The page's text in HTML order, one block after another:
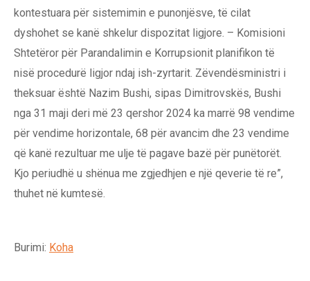
kontestuara për sistemimin e punonjësve, të cilat
dyshohet se kanë shkelur dispozitat ligjore. – Komisioni
Shtetëror për Parandalimin e Korrupsionit planifikon të
nisë procedurë ligjor ndaj ish-zyrtarit. Zëvendësministri i
theksuar është Nazim Bushi, sipas Dimitrovskës, Bushi
nga 31 maji deri më 23 qershor 2024 ka marrë 98 vendime
për vendime horizontale, 68 për avancim dhe 23 vendime
që kanë rezultuar me ulje të pagave bazë për punëtorët.
Kjo periudhë u shënua me zgjedhjen e një qeverie të re”,
thuhet në kumtesë.
Burimi: Koha